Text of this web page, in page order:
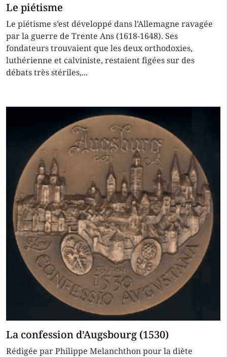
Le piétisme
Le piétisme s’est développé dans l’Allemagne ravagée
par la guerre de Trente Ans (1618-1648). Ses
fondateurs trouvaient que les deux orthodoxies,
luthérienne et calviniste, restaient figées sur des
débats très stériles,...
La confession d’Augsbourg (1530)
Rédigée par Philippe Melanchthon pour la diète